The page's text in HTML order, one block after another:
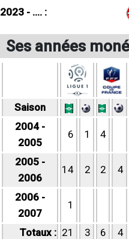
2023 - .... :
Ses années
Saison
2004 -
2005
6 1 4
2005 -
2006
14 2 2 4
2006 -
2007
1
Totaux : 21 3 6 4